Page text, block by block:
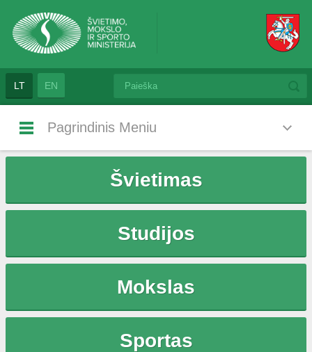
LT EN
Pagrindinis Meniu
Švietimas
Studijos
Mokslas
Sportas